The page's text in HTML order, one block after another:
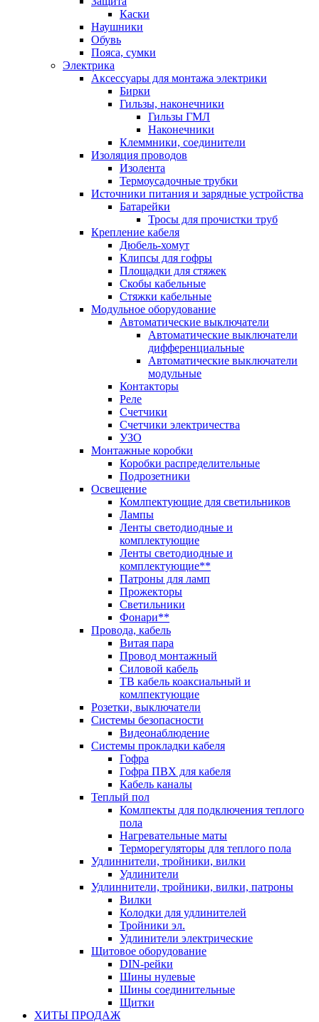
Каски
Наушники
Обувь
Пояса, сумки
Электрика
Аксессуары для монтажа электрики
Бирки
Гильзы, наконечники
Гильзы ГМЛ
Наконечники
Клеммники, соединители
Изоляция проводов
Изолента
Термоусадочные трубки
Источники питания и зарядные устройства
Батарейки
Тросы для прочистки труб
Крепление кабеля
Дюбель-хомут
Клипсы для гофры
Площадки для стяжек
Скобы кабельные
Стяжки кабельные
Модульное оборудование
Автоматические выключатели
Автоматические выключатели
дифференциальные
Автоматические выключатели
модульные
Контакторы
Реле
Счетчики
Счетчики электричества
УЗО
Монтажные коробки
Коробки распределительные
Подрозетники
Освещение
Комлпектующие для светильников
Лампы
Ленты светодиодные и
комплектующие
Ленты светодиодные и
комплектующие**
Патроны для ламп
Прожекторы
Светильники
Фонари**
Провода, кабель
Витая пара
Провод монтажный
Силовой кабель
ТВ кабель коаксиальный и
комлпектующие
Розетки, выключатели
Системы безопасности
Видеонаблюдение
Системы прокладки кабеля
Гофра
Гофра ПВХ для кабеля
Кабель каналы
Теплый пол
Комлпекты для подключения теплого
пола
Нагревательные маты
Терморегуляторы для теплого пола
Удлиннители, тройники, вилки
Удлинители
Удлиннители, тройники, вилки, патроны
Вилки
Колодки для удлинителей
Тройники эл.
Удлинители электрические
Щитовое оборудование
DIN-рейки
Шины нулевые
Шины соединительные
Щитки
ХИТЫ ПРОДАЖ